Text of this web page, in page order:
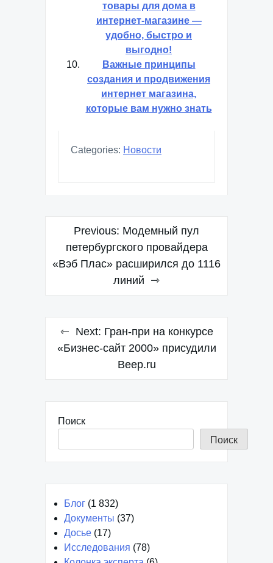
товары для дома в
интернет-магазине —
удобно, быстро и
выгодно!
Важные принципы
создания и продвижения
интернет магазина,
которые вам нужно знать
Categories: Новости
Навигация
записям
Previous: Модемный пул
петербургского провайдера
«Вэб Плас» расширился до 1116
линий
Next: Гран-при на конкурсе
«Бизнес-сайт 2000» присудили
Beep.ru
Поиск
Поиск
Блог (1 832)
Документы (37)
Досье (17)
Исследования (78)